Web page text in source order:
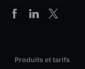
Produits et tarifs